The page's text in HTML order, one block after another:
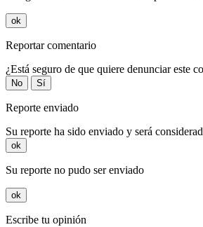
ok
Reportar comentario
¿Está seguro de que quiere denunciar este
No Sí
Reporte enviado
Su reporte ha sido enviado y será
ok
Su reporte no pudo ser enviado
ok
Escribe tu opinión